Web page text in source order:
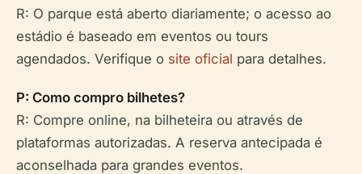
R: O parque está aberto diariamente; o acesso ao
estádio é baseado em eventos ou tours
agendados. Verifique o site oficial para detalhes.
P: Como compro bilhetes?
R: Compre online, na bilheteira ou através de
plataformas autorizadas. A reserva antecipada é
aconselhada para grandes eventos.